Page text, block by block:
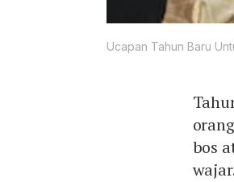
Ucapan Tahun Baru
bos